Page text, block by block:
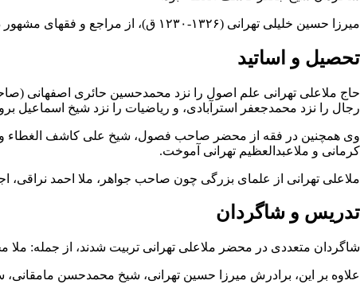
میرزا حسین خلیلی تهرانی (۱۳۲۶-۱۲۳۰ ق)، از مراجع و فقهای مشهور دوره
تحصیل و اساتید
حاج ملاعلی تهرانی علم اصول را نزد محمدحسین حائری اصفهانی
رجال را نزد محمدجعفر استرآبادی، و ریاضیات را نزد شیخ اسماعیل
وی همچنین در فقه از محضر صاحب فصول، شیخ علی کاشف الغطاء و
کرمانی و ملاعبدالعظیم تهرانی آموخت.
ملاعلی تهرانی از علمای بزرگی چون صاحب جواهر ، ملا احمد نراقی،
تدریس و شاگردان
شاگردان متعددی در محضر ملاعلی تهرانی تربیت شدند، از جمله:
علاوه بر این، برادرش میرزا حسین تهرانی، شیخ محمدحسن مامقانی،